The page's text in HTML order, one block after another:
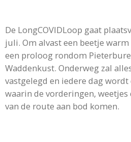
De LongCOVIDLoop gaat
juli. Om alvast een beetje
een proloog rondom
Waddenkust. Onderweg zal
vastgelegd en iedere dag
waarin de vorderingen,
van de route aan bod komen.